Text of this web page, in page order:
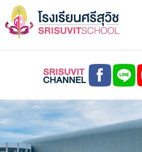
ยัง
เนื้อหา